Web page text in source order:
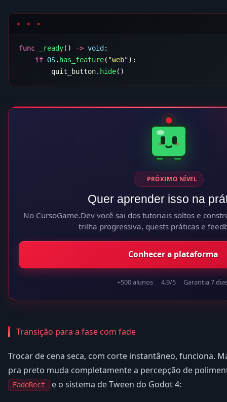
func _ready() -> void
    if
OS. has_feature( "web"
        quit_button.
hide
PRÓXIMO NÍVEL
Quer aprender isso na
No CursoGame.Dev você sai dos tutoriais soltos e
trilha progressiva, quests práticas e
Conhecer a plataforma
+500 alunos 4.9/5 Garantia 7
Transição para a fase com fade
Trocar de cena seca, com corte instantâneo, funciona.
pra preto muda completamente a percepção de
FadeRect e o sistema de Tween do Godot 4: